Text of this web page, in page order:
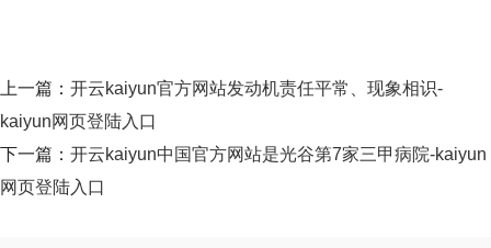
上一篇： 开云kaiyun官方网站发动机责任平常、现象相识-
kaiyun网页登陆入口
下一篇： 开云kaiyun中国官方网站是光谷第7家三甲病院-kaiyun
网页登陆入口